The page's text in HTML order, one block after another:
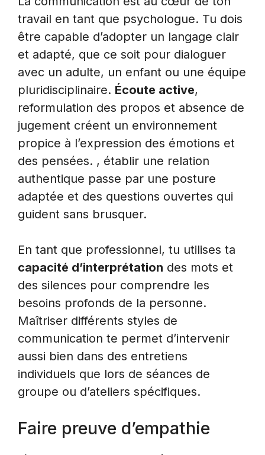
travail en tant que psychologue. Tu dois
être capable d’adopter un langage clair
et adapté, que ce soit pour dialoguer
avec un adulte, un enfant ou une équipe
pluridisciplinaire. Écoute active,
reformulation des propos et absence de
jugement créent un environnement
propice à l’expression des émotions et
des pensées. , établir une relation
authentique passe par une posture
adaptée et des questions ouvertes qui
guident sans brusquer.
En tant que professionnel, tu utilises ta
capacité d’interprétation des mots et
des silences pour comprendre les
besoins profonds de la personne.
Maîtriser différents styles de
communication te permet d’intervenir
aussi bien dans des entretiens
individuels que lors de séances de
groupe ou d’ateliers spécifiques.
Faire preuve d’empathie